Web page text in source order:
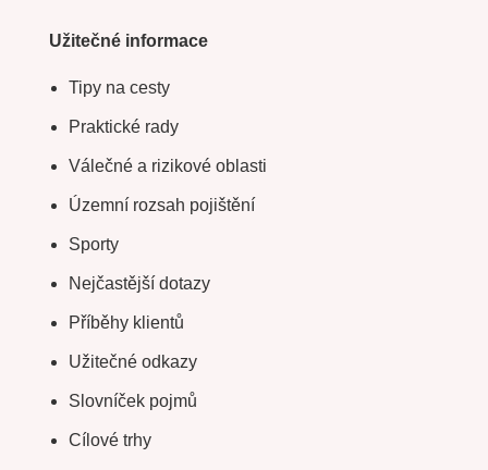
Užitečné informace
Tipy na cesty
Praktické rady
Válečné a rizikové oblasti
Územní rozsah pojištění
Sporty
Nejčastější dotazy
Příběhy klientů
Užitečné odkazy
Slovníček pojmů
Cílové trhy